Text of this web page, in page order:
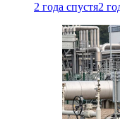
2 года спустя2